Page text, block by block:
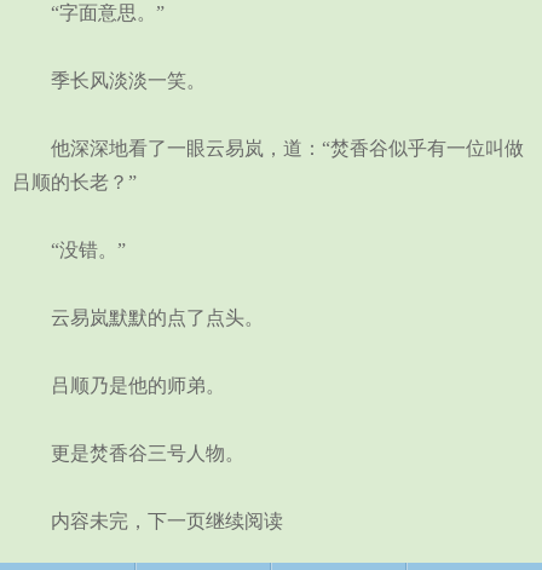
“字面意思。”
季长风淡淡一笑。
他深深地看了一眼云易岚，道：“焚香谷似乎有一位叫做
吕顺的长老？”
“没错。”
云易岚默默的点了点头。
吕顺乃是他的师弟。
更是焚香谷三号人物。
内容未完，下一页继续阅读